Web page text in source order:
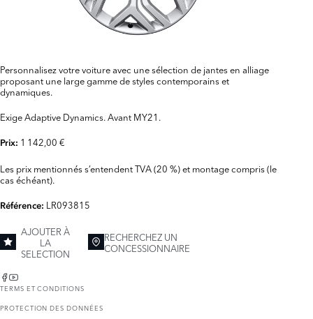
Personnalisez votre voiture avec une sélection de jantes en alliage
proposant une large gamme de styles contemporains et
dynamiques.
Exige Adaptive Dynamics. Avant MY21.
Prix: 1 142,00 €
Les prix mentionnés s’entendent TVA (20 %) et montage compris (le
cas échéant).
Référence: LR093815
AJOUTER À
LA
SELECTION
RECHERCHEZ UN
CONCESSIONNAIRE
TERMS ET CONDITIONS
PROTECTION DES DONNÉES